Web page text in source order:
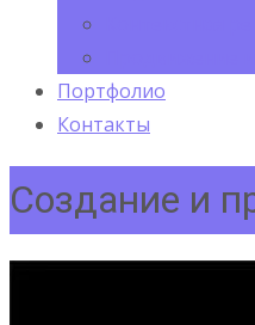
Портфолио
Контакты
Создание и